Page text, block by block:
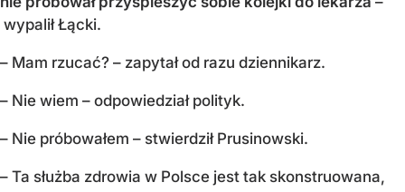
wypalił Łącki.
– Mam rzucać? – zapytał od razu dziennikarz.
– Nie wiem – odpowiedział polityk.
– Nie próbowałem – stwierdził Prusinowski.
– Ta służba zdrowia w Polsce jest tak skonstruowana,